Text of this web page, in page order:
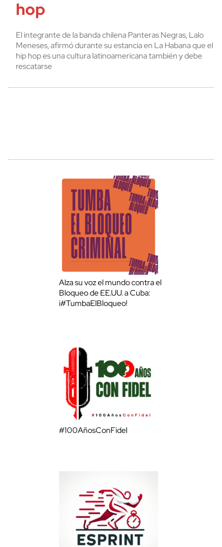
hop
El integrante de la banda chilena Panteras Negras, Lalo
Meneses, afirmó durante su estancia en La Habana que el
hip hop es una cultura latinoamericana también y debe
rescatarse
Alza su voz el mundo contra el
Bloqueo de EE.UU. a Cuba:
¡#TumbaElBloqueo!
#100AñosConFidel